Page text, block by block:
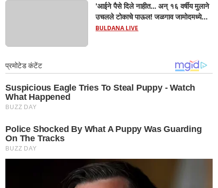
'आईने पैसे दिले नाहीत... अन् १६ वर्षीय मुलाने
उचलले टोकाचे पाऊल! जळगाव जामोदमध्ये
खळबळ'! मुलांमधली सहनशीलता संपली काय?
BULDANA LIVE